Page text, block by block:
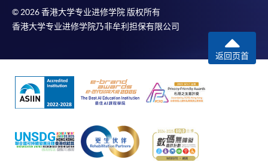
程/科目只可提交一次申請。
在網上報名過程中，付款成功後，網頁將顯示付款
確認。另外，確認電子郵件亦會發送到 閣下的電
子郵件帳戶。請保留確定回條作日後查詢用途。
除特殊情況(例如課程因報名人數不足而被取消)及
法例規定外，一切已繳費用，概不退還。
如須甄選入學，則正式收據並不可作為 閣下已獲
取錄的證明。學院將在截止報名日期後儘快通知申
請者是否獲取錄。落選的申請人將獲退還已繳交的
學費。
© 2026 香港大学专业进修学院 版权所有
香港大学专业进修学院乃非牟利担保有限公司
返回页首